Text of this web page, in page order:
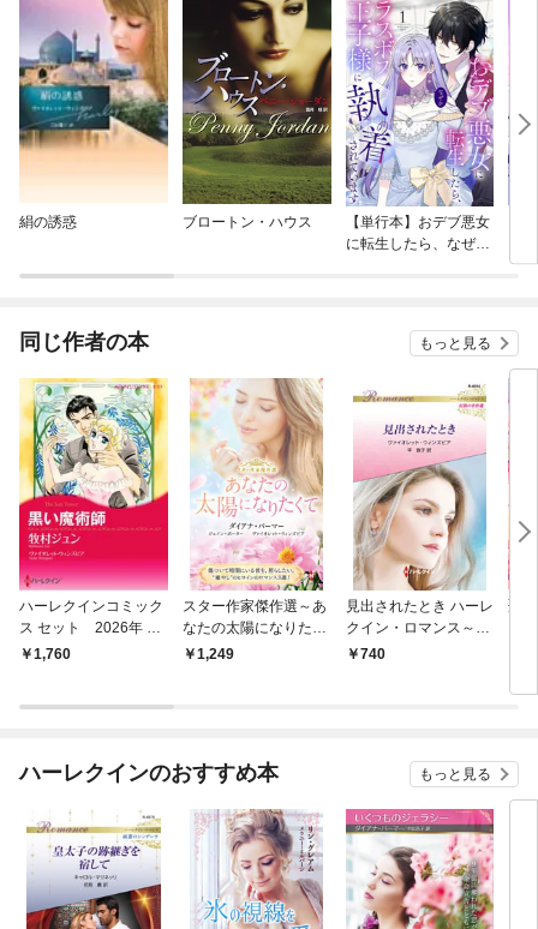
絹の誘惑 ブロートン・ハウス
【単行本】おデブ悪女
に転生したら、なぜか
同じ作者の本 もっと見る
ハーレクインコミック
ス セット 2026年 vo
l.928
1,760
スター作家傑作選～あ
なたの太陽になりたく
て～1,249
見出されたとき ハーレ
クイン・ロマンス～伝
説の名作選～【ハーレ
740
聖
ハーレクインのおすすめ本 もっと見る